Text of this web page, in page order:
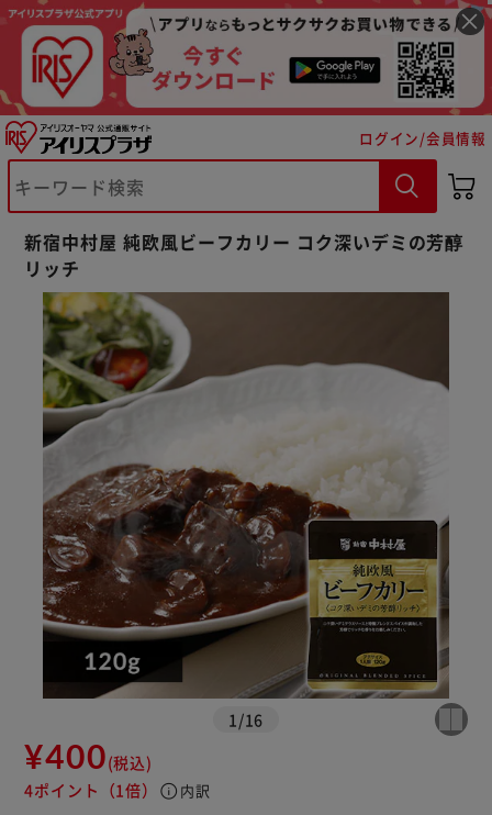
ログイン/会員情報
新宿中村屋 純欧風ビーフカリー コク深いデミの芳醇
リッチ
1 /16
¥400(税込)
4ポイント （1倍） info 内訳
※ご確認ください
カートに入れる